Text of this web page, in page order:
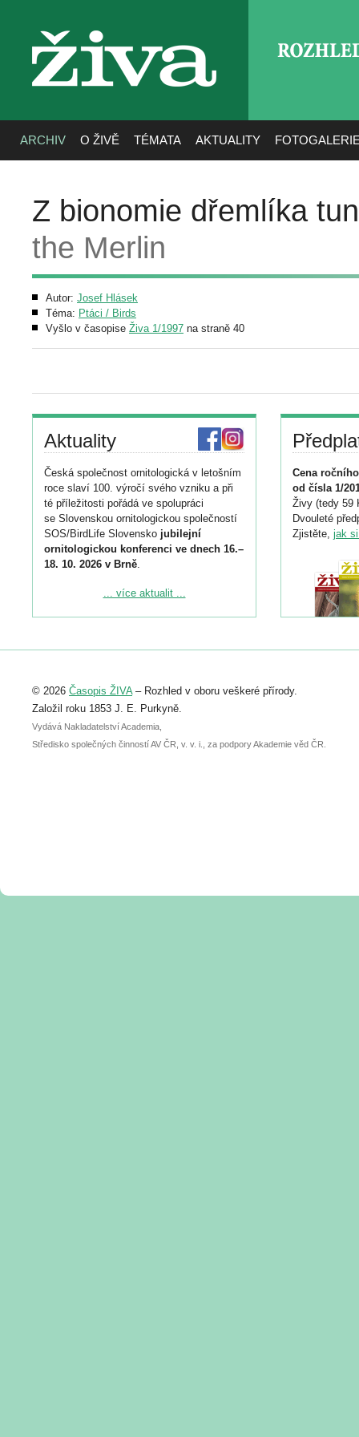
živa
ARCHIV O ŽIVĚ TÉMATA AKTUALITY
Z bionomie dřemlíka
the Merlin
Autor: Josef Hlásek
Téma: Ptáci / Birds
Vyšlo v časopise Živa 1/1997 na straně 40
Aktuality
Česká společnost ornitologická v letošním
roce slaví 100. výročí svého vzniku a při
té příležitosti pořádá ve spolupráci
se Slovenskou ornitologickou společností
SOS/BirdLife Slovensko jubilejní
ornitologickou konferenci ve dnech 16.–
18. 10. 2026 v Brně.
Podrobnější informace ke konferenci
Registrovat se můžete do 6. září.
abstraktu přihlášené přednášky nebo
posteru je už 30. června.
... více aktualit ...
Cena
od čísla 1/
Živy (tedy 59
Dvouleté
Zjistěte, jak
© 2026 Časopis ŽIVA– Rozhled v oboru veškeré přírody.
Založil roku 1853 J. E. Purkyně.
Vydává Nakladatelství Academia,
Středisko společných činností AV ČR, v. v. i., za podpory Akademie věd ČR.